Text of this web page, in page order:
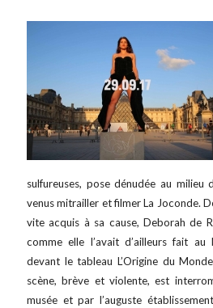
sulfureuses, pose dénudée au milieu
venus mitrailler et filmer La Joconde.
vite acquis à sa cause, Deborah de
comme elle l’avait d’ailleurs fait au
devant le tableau L’Origine du
scène, brève et violente, est
musée et par l’auguste